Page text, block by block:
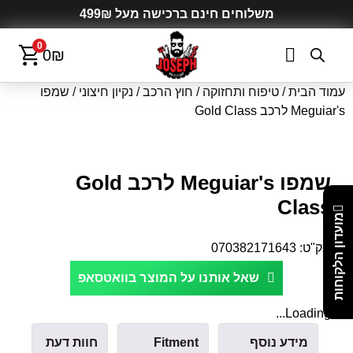
משלוחים חינם ברכישה מעל 499₪
0
0₪
מועדון הלקוחות
עמוד הבית/ טיפוח ותחזוקה / חוץ הרכב/ נקיון חיצוני / שמפו
Meguiar's לרכב Gold Class
שמפו Meguiar's לרכב Gold
Class
מק"ט: 070382171643
שאל אותנו על המוצר בוואטסאפ
Loading...
מידע נוסף
Fitment
חוות דעת